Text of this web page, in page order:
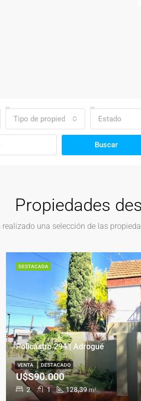
Tipo de propiedad Estado
Buscar
Propiedades
realizado una selección de las
Policastro 294 | Adrogué
2 1 128,39 m²
U$S90.000
VENTA DESTACADO
DESTACADA